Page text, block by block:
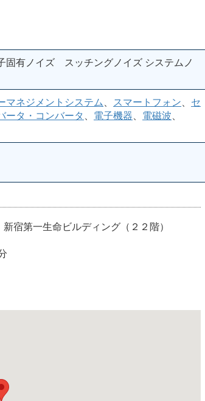
有ノイズ スッチングノイズ システムノ
マネジメントシステム スマートフォン
セ
ータ・コンバータ 電子機器 電磁波
宿第一生命ビルディング（２２階）